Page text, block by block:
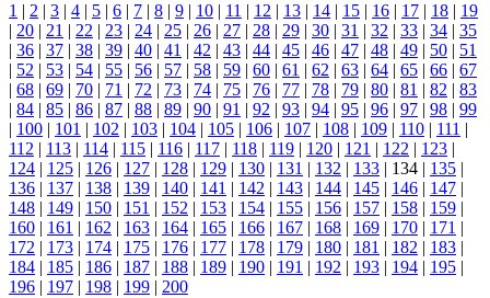
1 | 2 | 3 | 4 | 5 | 6 | 7 | 8 | 9 | 10 | 11 | 12 | 13 | 14 | 15 | 16 | 17 | 18 | 19
| 20 | 21 | 22 | 23 | 24 | 25 | 26 | 27 | 28 | 29 | 30 | 31 | 32 | 33 | 34 | 35
| 36 | 37 | 38 | 39 | 40 | 41 | 42 | 43 | 44 | 45 | 46 | 47 | 48 | 49 | 50 | 51
| 52 | 53 | 54 | 55 | 56 | 57 | 58 | 59 | 60 | 61 | 62 | 63 | 64 | 65 | 66 | 67
| 68 | 69 | 70 | 71 | 72 | 73 | 74 | 75 | 76 | 77 | 78 | 79 | 80 | 81 | 82 | 83
| 84 | 85 | 86 | 87 | 88 | 89 | 90 | 91 | 92 | 93 | 94 | 95 | 96 | 97 | 98 | 99
| 100 | 101 | 102 | 103 | 104 | 105 | 106 | 107 | 108 | 109 | 110 | 111 |
112 | 113 | 114 | 115 | 116 | 117 | 118 | 119 | 120 | 121 | 122 | 123 |
124 | 125 | 126 | 127 | 128 | 129 | 130 | 131 | 132 | 133 | 134 | 135 |
136 | 137 | 138 | 139 | 140 | 141 | 142 | 143 | 144 | 145 | 146 | 147 |
148 | 149 | 150 | 151 | 152 | 153 | 154 | 155 | 156 | 157 | 158 | 159 |
160 | 161 | 162 | 163 | 164 | 165 | 166 | 167 | 168 | 169 | 170 | 171 |
172 | 173 | 174 | 175 | 176 | 177 | 178 | 179 | 180 | 181 | 182 | 183 |
184 | 185 | 186 | 187 | 188 | 189 | 190 | 191 | 192 | 193 | 194 | 195 |
196 | 197 | 198 | 199 | 200